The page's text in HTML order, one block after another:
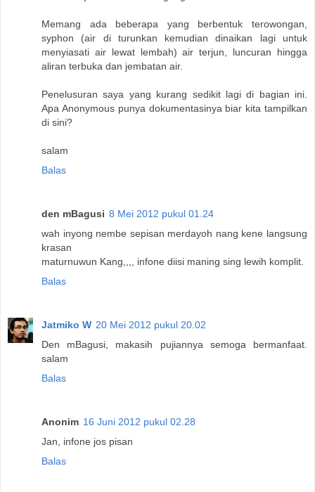
Memang ada beberapa yang berbentuk terowongan,
syphon (air di turunkan kemudian dinaikan lagi untuk
menyiasati air lewat lembah) air terjun, luncuran hingga
aliran terbuka dan jembatan air.
Penelusuran saya yang kurang sedikit lagi di bagian ini.
Apa Anonymous punya dokumentasinya biar kita tampilkan
di sini?
salam
Balas
den mBagusi 8 Mei 2012 pukul 01.24
wah inyong nembe sepisan merdayoh nang kene langsung
krasan
maturnuwun Kang,,,, infone diisi maning sing lewih komplit.
Balas
Jatmiko W 20 Mei 2012 pukul 20.02
Den mBagusi, makasih pujiannya semoga bermanfaat.
salam
Balas
Anonim 16 Juni 2012 pukul 02.28
Jan, infone jos pisan
Balas